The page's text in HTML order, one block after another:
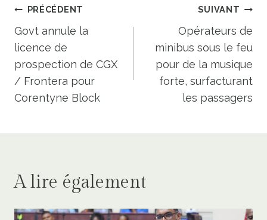
Navigation
de
l’article
PRÉCÉDENT
Govt annule la
licence de
prospection de CGX
/ Frontera pour
Corentyne Block
SUIVANT
Opérateurs de
minibus sous le feu
pour de la musique
forte, surfacturant
les passagers
A lire également